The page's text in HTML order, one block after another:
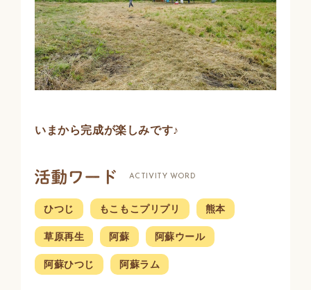
いまから完成が楽しみです♪
ACTIVITY WORD
ひつじ もこもこプリプリ 熊本
草原再生 阿蘇 阿蘇ウール
阿蘇ひつじ 阿蘇ラム